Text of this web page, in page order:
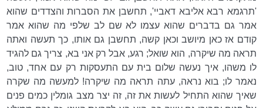
'תרגמא רבא אליבא דאביי', תחשבן את הסברות והצדדים שהוא
אמר גם בדברים שהוא עצמו לא שם לב שלפי מה שהוא אמר
קודם אז כאן מיושב וכאן קשה, תחשבן גם אותו, כך תעשה ואתה
תראה מה שיקרה, הוא שואל; רגע, אבל רק אני בא, צריך גם להגיד
לו משהו, איך נעשה שלום בית עם התעסקות רק עם אחד, טוב,
נאמר לו; בוא נראה, עתה תראה מה שיקרה! למעשה מה שקרה
שאיך שהוא התחיל לעשות את זה, זה יצר מצב גומלין כמים פנים